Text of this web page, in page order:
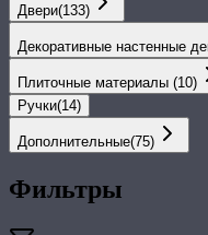
Двери(133)
Декоративные настенные
Плиточные материалы (10)
Ручки(14)
Дополнительные(75)
Фильтры